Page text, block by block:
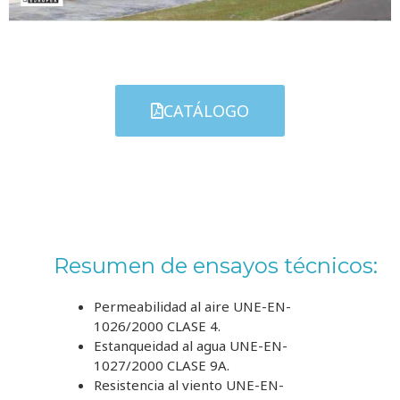
CATÁLOGO
Resumen de ensayos técnicos:
Permeabilidad al aire UNE-EN-
1026/2000 CLASE 4.
Estanqueidad al agua UNE-EN-
1027/2000 CLASE 9A.
Resistencia al viento UNE-EN-